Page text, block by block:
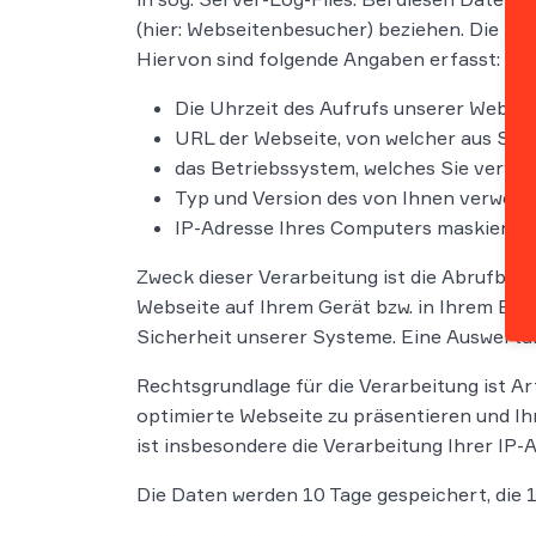
(hier: Webseitenbesucher) beziehen. Die
Hiervon sind folgende Angaben erfasst:
Die Uhrzeit des Aufrufs unserer
URL der Webseite, von welcher aus
das Betriebssystem, welches Sie
Typ und Version des von Ihnen
IP-Adresse Ihres Computers maskiert,
Zweck dieser Verarbeitung ist die
Webseite auf Ihrem Gerät bzw. in Ihrem
Sicherheit unserer Systeme. Eine
Rechtsgrundlage für die Verarbeitung ist
optimierte Webseite zu präsentieren und
ist insbesondere die Verarbeitung Ihrer IP-
Die Daten werden 10 Tage gespeichert,